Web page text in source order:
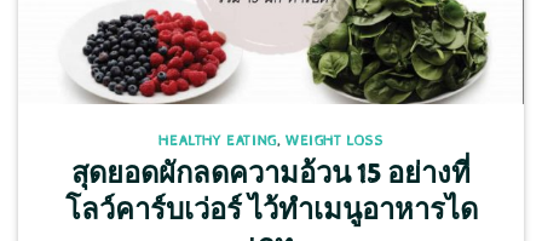
HEALTHY EATING, WEIGHT LOSS
สุดยอดผักลดความอ้วน 15 อย่างที่
โลว์คาร์บเว่อร์ ไว้ทำเมนูอาหารได